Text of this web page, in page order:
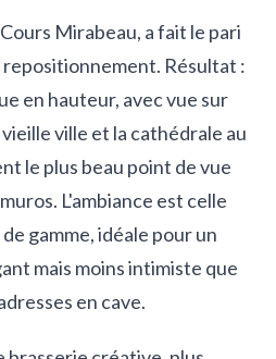
Mirabeau, a fait le pari
Résultat :
en hauteur, avec vue sur
ville et la cathédrale au
le plus beau point de vue
L'ambiance est celle
gamme, idéale pour un
mais moins intimiste que
en cave.